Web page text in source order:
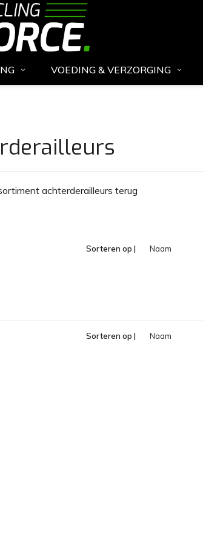
VOEDING & VERZORGING
achterderailleurs terug
Sorteren op |
Naam
Sorteren op |
Naam